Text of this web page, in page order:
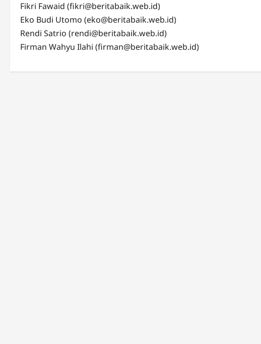
Fikri Fawaid (fikri@beritabaik.web.id)
Eko Budi Utomo (eko@beritabaik.web.id)
Rendi Satrio (rendi@beritabaik.web.id)
Firman Wahyu Ilahi (firman@beritabaik.web.id)